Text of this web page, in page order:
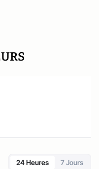
24 Heures 7 Jours